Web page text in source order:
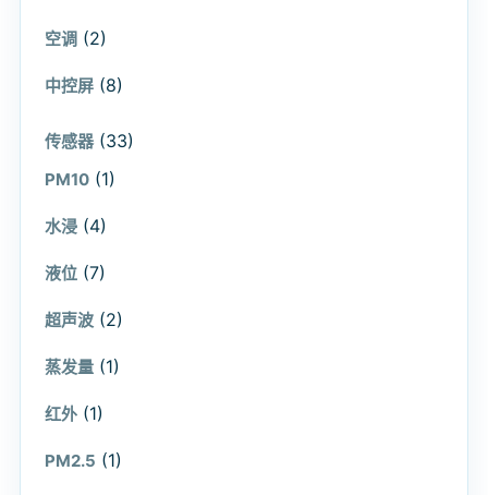
空调 (2)
中控屏 (8)
传感器 (33)
PM10 (1)
水浸 (4)
液位 (7)
超声波 (2)
蒸发量 (1)
红外 (1)
PM2.5 (1)